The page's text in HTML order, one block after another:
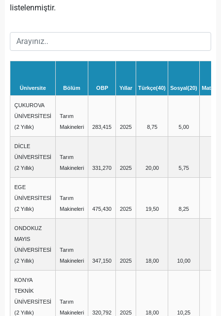
listelenmiştir.
Üniversite Bölüm OBP Yıllar Türkçe(40) Sosyal(20)
ÇUKUROVA
ÜNİVERSİTESİ
(2 Yıllık)
Tarım
Makineleri
283,415 2025 8,75 5,00
DİCLE
ÜNİVERSİTESİ
(2 Yıllık)
Tarım
Makineleri
331,270 2025 20,00 5,75
EGE
ÜNİVERSİTESİ
(2 Yıllık)
Tarım
Makineleri
475,430 2025 19,50 8,25
ONDOKUZ
MAYIS
ÜNİVERSİTESİ
(2 Yıllık)
Tarım
Makineleri
347,150 2025 18,00 10,00
KONYA
TEKNİK
ÜNİVERSİTESİ
(2 Yıllık)
Tarım
Makineleri
320,792 2025 18,00 10,25